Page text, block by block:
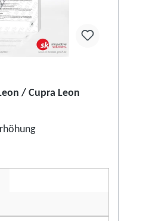
/ Cupra Leon